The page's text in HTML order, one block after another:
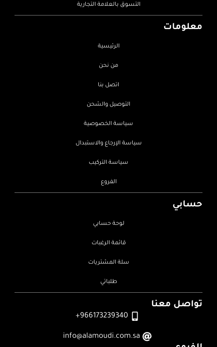
التسوق بالعلامة التجارية
معلومات
الرئيسية
من نحن
اتصل بنا
التوصيل والشحن
سياسة الخصوصية
سياسة الإرجاع والاستبدال
سياسة التركيب
الفروع
حسابي
لوحة حسابي
قائمة الرغبات
سلة المشتريات
طلباتي
تواصل معنا
966173239340+
info@alamoudi.com.sa